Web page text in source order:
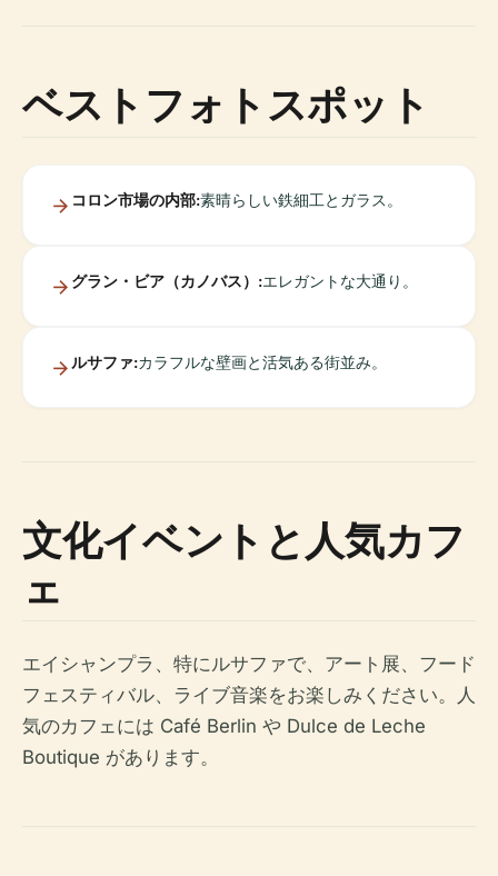
ベストフォトスポット
コロン市場の内部:素晴らしい鉄細工とガラス。
グラン・ビア（カノバス）:エレガントな大通り。
ルサファ:カラフルな壁画と活気ある街並み。
文化イベントと人気カフ
ェ
エイシャンプラ、特にルサファで、アート展、フード
フェスティバル、ライブ音楽をお楽しみください。人
気のカフェには Café Berlin や Dulce de Leche
Boutique があります。